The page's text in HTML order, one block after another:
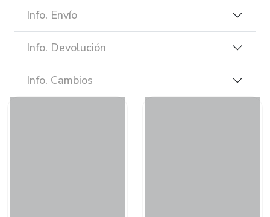
Info. Envío
Info. Devolución
Info. Cambios